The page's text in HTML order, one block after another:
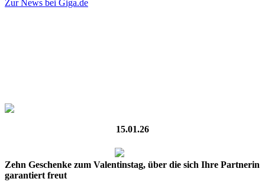
Zur News bei Giga.de
15.01.26
Zehn Geschenke zum Valentinstag, über die sich Ihre Partnerin
garantiert freut